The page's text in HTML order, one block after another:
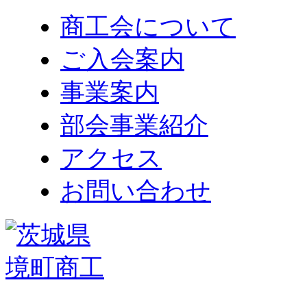
商工会について
ご入会案内
事業案内
部会事業紹介
アクセス
お問い合わせ